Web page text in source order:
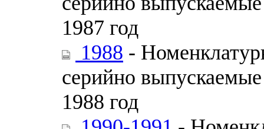
1987 год
1988 -
серийно
1988 год